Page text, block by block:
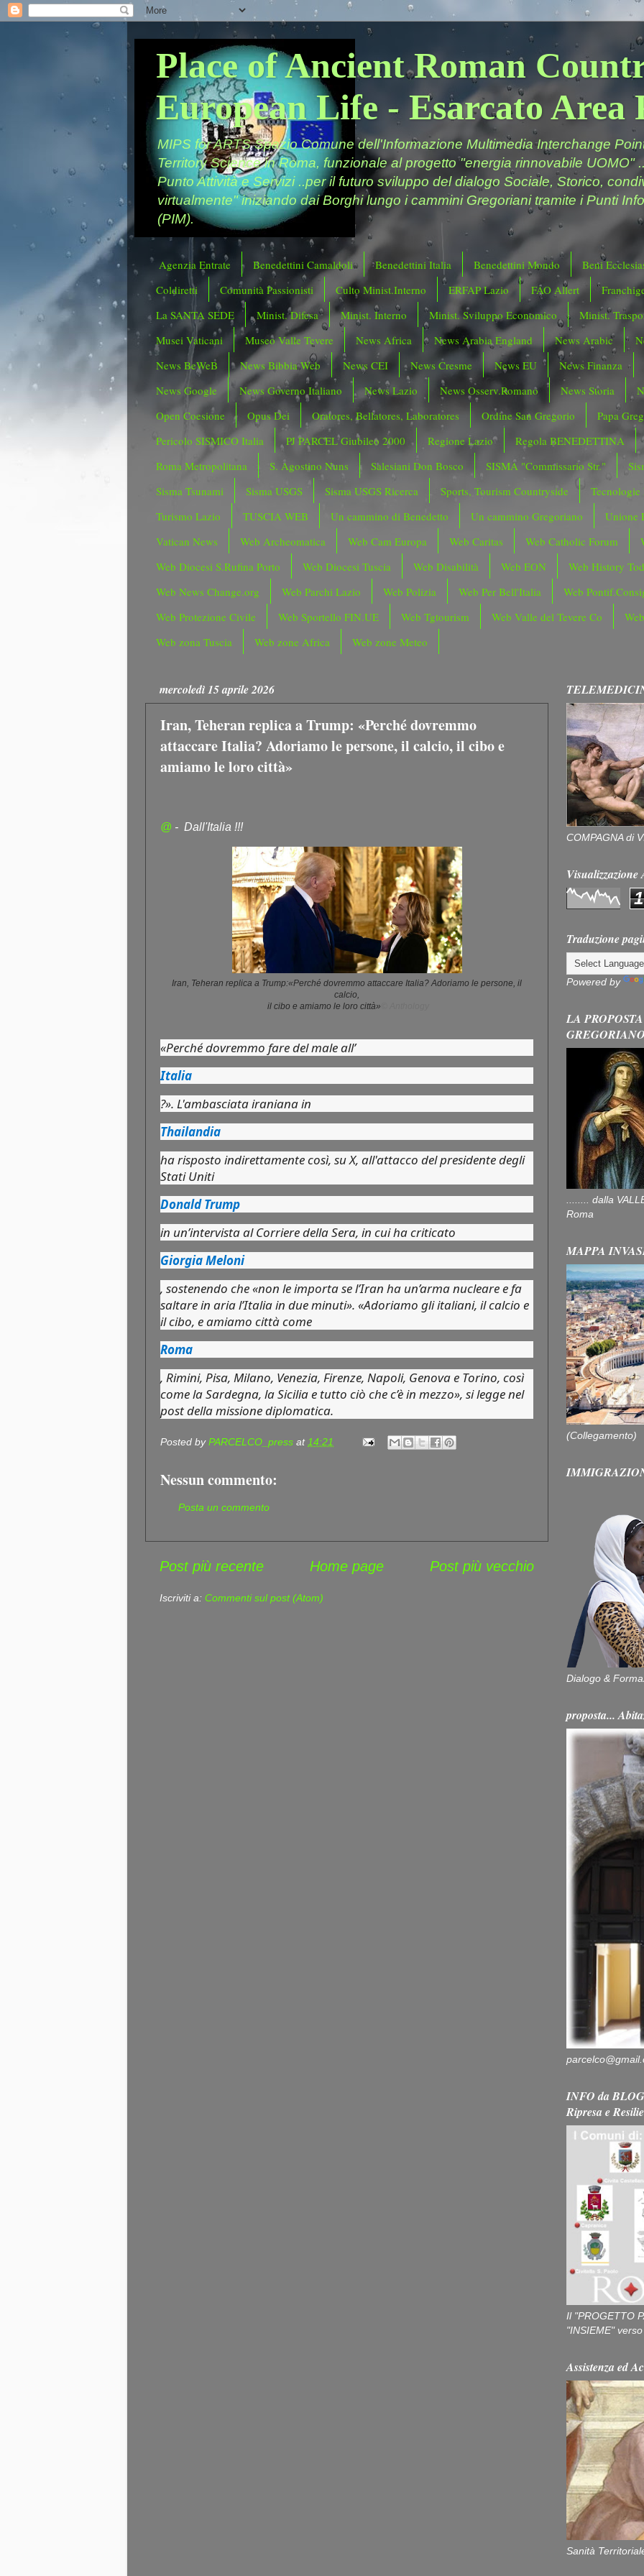
Place of Ancient Roman
European Life - Esarcato Area
MIPS for ARTS Spazio Comune dell'Informazione Multimedia Interchange
Territory Science in Roma, funzionale al progetto "energia rinnovabile UOMO"
Punto Attività e Servizi ..per il futuro sviluppo del dialogo Sociale, Storico,
virtualmente" iniziando dai Borghi lungo i cammini Gregoriani tramite i Punti
(PIM).
Agenzia Entrate Benedettini Camaldoli Benedettini Italia Benedettini Mondo
Beni
Coldiretti
Comunità Passionisti Culto Minist.Interno ERFAP Lazio FAO Allert
La SANTA SEDE
Minist. Difesa Minist. Interno Minist. Sviluppo Economico
Minist.
Musei Vaticani
Museo Valle Tevere News Africa News Arabia England News Arabic
News BeWeB
News Bibbia Web News CEI News Cresme News EU
News Finanza
News Google
News Governo Italiano News Lazio News Osserv.Romano News Storia
Open Coesione
Opus Dei Oratores, Bellatores, Laboratores Ordine San Gregorio
Papa
Pericolo SISMICO Italia
PJ PARCEL Giubileo 2000 Regione Lazio
Regola BENEDETTINA
Roma Metropolitana
S. Agostino Nuns Salesiani Don Bosco SISMA "Commissario Str."
Sisma Tsunami
Sisma USGS Sisma USGS Ricerca Sports, Tourism Countryside
Tecnologie
Turismo Lazio
TUSCIA WEB Un cammino di Benedetto Un cammino Gregoriano
Unione
Vatican News
Web Archeomatica Web Cam Europa Web Caritas Web Catholic Forum
Web Diocesi S.Rufina Porto
Web Diocesi Tuscia Web Disabilità Web EON
Web History
Web News Change.org
Web Parchi Lazio Web Polizia Web Per Bell'Italia
Web
Web Protezione Civile
Web Sportello FIN.UE Web Tgtourism Web Valle del Tevere Co
Web zona Tuscia
Web zone Africa Web zone Meteo
mercoledì 15 aprile 2026
Iran, Teheran replica a Trump: «Perché dovremmo
attaccare Italia? Adoriamo le persone, il calcio, il cibo e
amiamo le loro città»
@ - Dall'Italia !!!
Iran, Teheran replica a Trump:«Perché dovremmo attaccare Italia? Adoriamo le persone, il
calcio,
il cibo e amiamo le loro città»
«Perché dovremmo fare del male all’
Italia
?». L'ambasciata iraniana in
Thailandia
ha risposto indirettamente così, su X, all'attacco del presidente degli
Stati Uniti
Donald Trump
in un’intervista al Corriere della Sera, in cui ha criticato
Giorgia Meloni
, sostenendo che «non le importa se l’Iran ha un’arma nucleare e fa
saltare in aria l’Italia in due minuti». «Adoriamo gli italiani, il calcio e
il cibo, e amiamo città come
Roma
, Rimini, Pisa, Milano, Venezia, Firenze, Napoli, Genova e Torino, così
come la Sardegna, la Sicilia e tutto ciò che c’è in mezzo», si legge nel
post della missione diplomatica.
Posted byPARCELCO_press at 14:21
Nessun commento:
Posta un commento
Post più recente Post più vecchio
Home page
Iscriviti a: Commenti sul post (Atom)
COMPAGNA di
1
Traduzione
Powered by
LA
........ dalla
Roma
MAPPA
(Collegamento)
Dialogo &
proposta...
INFO da
Ripresa e
Il "PROGETTO
"INSIEME"
Assistenza ed
Sanità